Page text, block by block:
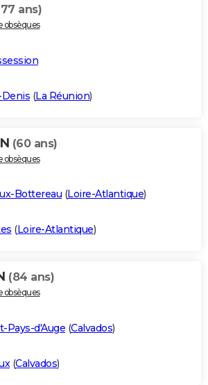
ans)
obsèques
(La Réunion)
(60 ans)
obsèques
Bottereau (Loire-Atlantique)
(Loire-Atlantique)
(84 ans)
obsèques
Pays-d'Auge (Calvados)
(Calvados)